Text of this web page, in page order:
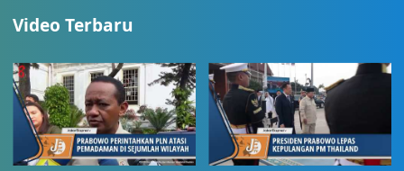
Video Terbaru